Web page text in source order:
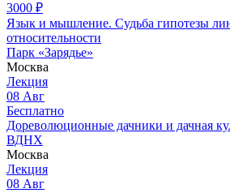
3000 ₽
Язык и мышление. Судьба гипотезы
относительности
Парк «Зарядье»
Москва
Лекция
08 Авг
Бесплатно
Дореволюционные дачники и дачная
ВДНХ
Москва
Лекция
08 Авг